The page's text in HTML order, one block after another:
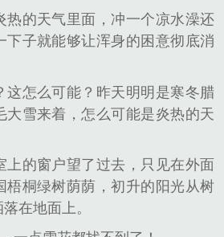
热的天气里面，冲一个凉水澡还
下子就能够让浑身的困意彻底消
这怎么可能？昨天明明是寒冬腊
大雪来着，怎么可能是炎热的天
上的窗户望了过去，只见在外面
梧桐绿树荫荫，初升的阳光从树
在地面上。